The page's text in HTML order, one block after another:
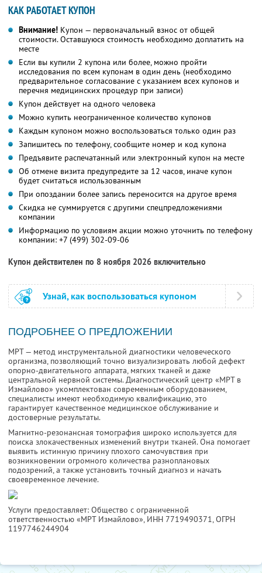
КАК РАБОТАЕТ КУПОН
Внимание! Купон — первоначальный взнос от общей
стоимости. Оставшуюся стоимость необходимо доплатить на
месте
Если вы купили 2 купона или более, можно пройти
исследования по всем купонам в один день (необходимо
предварительное согласование с указанием всех купонов и
перечня медицинских процедур при записи)
Купон действует на одного человека
Можно купить неограниченное количество купонов
Каждым купоном можно воспользоваться только один раз
Запишитесь по телефону, сообщите номер и код купона
Предъявите распечатанный или электронный купон на месте
Об отмене визита предупредите за 12 часов, иначе купон
будет считаться использованным
При опоздании более запись переносится на другое время
Скидка не суммируется с другими спецпредложениями
компании
Информацию по условиям акции можно уточнить по телефону
компании: +7 (499) 302-09-06
Купон действителен по 8 ноября 2026 включительно
Узнай, как воспользоваться купоном
ПОДРОБНЕЕ О ПРЕДЛОЖЕНИИ
МРТ — метод инструментальной диагностики человеческого
организма, позволяющий точно визуализировать любой дефект
опорно-двигательного аппарата, мягких тканей и даже
центральной нервной системы. Диагностический центр «МРТ в
Измайлово» укомплектован современным оборудованием,
специалисты имеют необходимую квалификацию, это
гарантирует качественное медицинское обслуживание и
достоверные результаты.
Магнитно-резонансная томография широко используется для
поиска злокачественных изменений внутри тканей. Она помогает
выявить истинную причину плохого самочувствия при
возникновении огромного количества разноплановых
подозрений, а также установить точный диагноз и начать
своевременное лечение.
Услуги предоставляет: Общество с ограниченной
ответственностью «МРТ Измайлово», ИНН 7719490371, ОГРН
1197746244904